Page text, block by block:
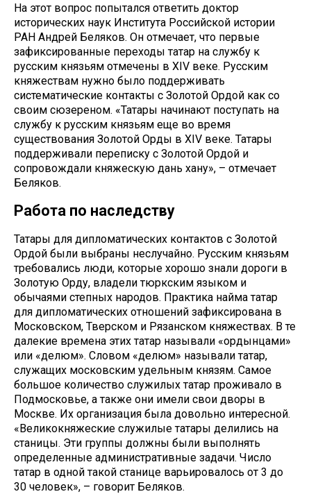
На этот вопрос попытался ответить доктор
исторических наук Института Российской истории
РАН Андрей Беляков. Он отмечает, что первые
зафиксированные переходы татар на службу к
русским князьям отмечены в XIV веке. Русским
княжествам нужно было поддерживать
систематические контакты с Золотой Ордой как со
своим сюзереном. «Татары начинают поступать на
службу к русским князьям еще во время
существования Золотой Орды в XIV веке. Татары
поддерживали переписку с Золотой Ордой и
сопровождали княжескую дань хану», – отмечает
Беляков.
Работа по наследству
Татары для дипломатических контактов с Золотой
Ордой были выбраны неслучайно. Русским князьям
требовались люди, которые хорошо знали дороги в
Золотую Орду, владели тюркским языком и
обычаями степных народов. Практика найма татар
для дипломатических отношений зафиксирована в
Московском, Тверском и Рязанском княжествах. В те
далекие времена этих татар называли «ордынцами»
или «делюм». Словом «делюм» называли татар,
служащих московским удельным князям. Самое
большое количество служилых татар проживало в
Подмосковье, а также они имели свои дворы в
Москве. Их организация была довольно интересной.
«Великокняжеские служилые татары делились на
станицы. Эти группы должны были выполнять
определенные административные задачи. Число
татар в одной такой станице варьировалось от 3 до
30 человек», – говорит Беляков.